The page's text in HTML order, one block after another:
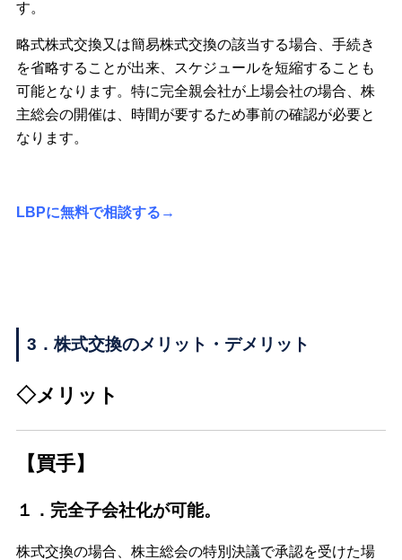
す。
略式株式交換又は簡易株式交換の該当する場合、手続き
を省略することが出来、スケジュールを短縮することも
可能となります。特に完全親会社が上場会社の場合、株
主総会の開催は、時間が要するため事前の確認が必要と
なります。
LBPに無料で相談する→
3．株式交換のメリット・デメリット
◇メリット
【買手】
１．完全子会社化が可能。
株式交換の場合、株主総会の特別決議で承認を受けた場